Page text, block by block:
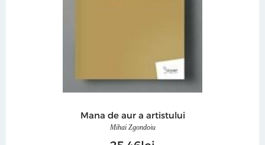
Mana de aur a artistului
Mihai Zgondoiu